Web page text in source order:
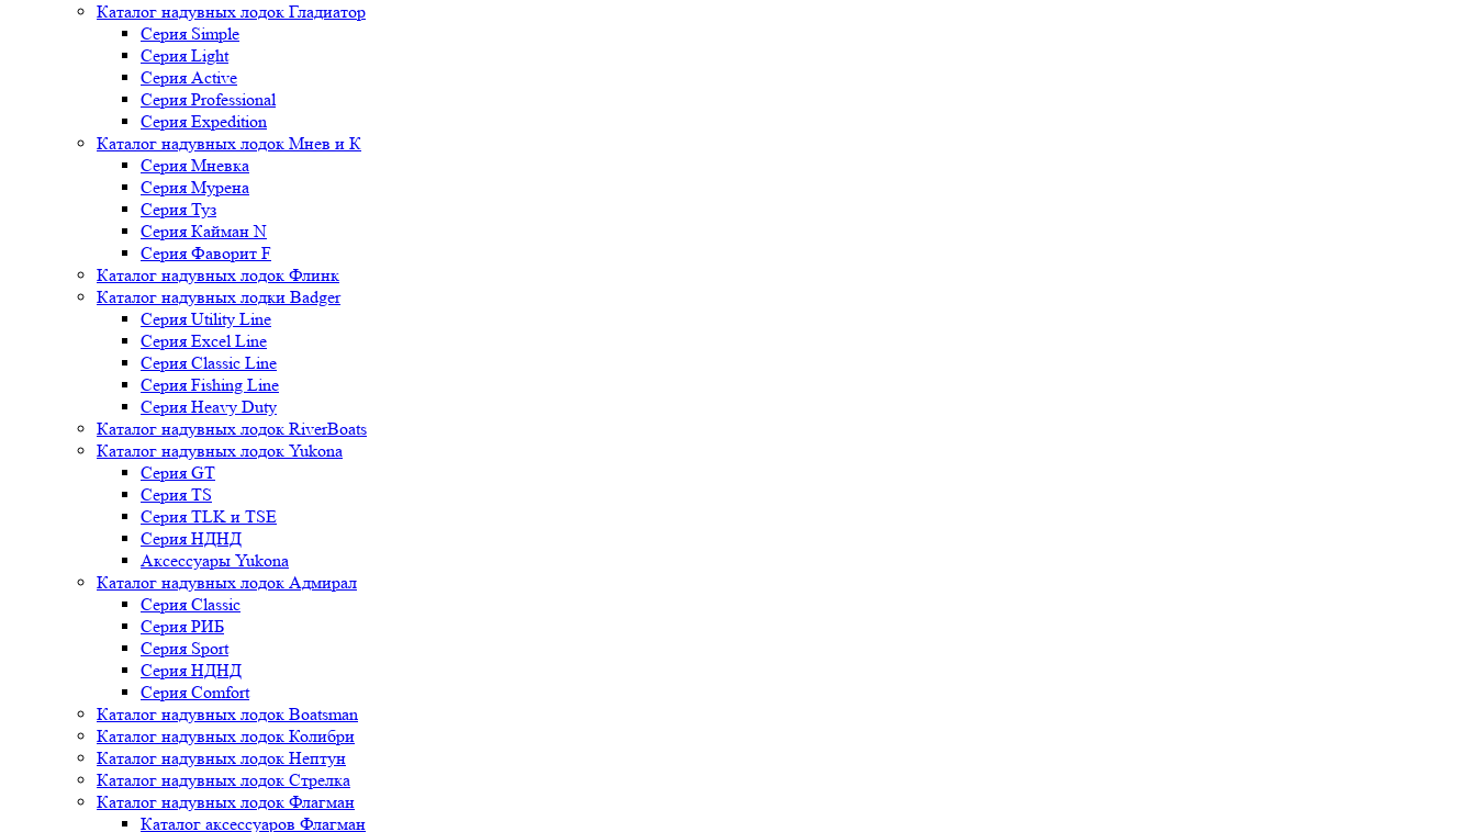
Каталог надувных лодок Гладиатор
Серия Simple
Серия Light
Серия Active
Серия Professional
Серия Expedition
Каталог надувных лодок Мнев и К
Серия Мневка
Серия Мурена
Серия Туз
Серия Кайман N
Серия Фаворит F
Каталог надувных лодок Флинк
Каталог надувных лодки Badger
Серия Utility Line
Серия Excel Line
Серия Classic Line
Серия Fishing Line
Серия Heavy Duty
Каталог надувных лодок RiverBoats
Каталог надувных лодок Yukona
Серия GT
Серия TS
Серия TLK и TSE
Серия НДНД
Аксессуары Yukona
Каталог надувных лодок Адмирал
Серия Classic
Серия РИБ
Серия Sport
Серия НДНД
Серия Comfort
Каталог надувных лодок Boatsman
Каталог надувных лодок Колибри
Каталог надувных лодок Нептун
Каталог надувных лодок Стрелка
Каталог надувных лодок Флагман
Каталог аксессуаров Флагман